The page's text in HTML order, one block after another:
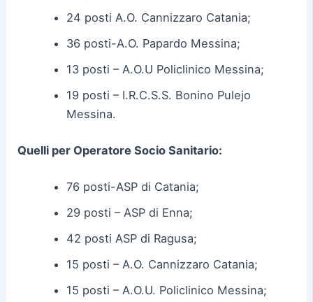
24 posti A.O. Cannizzaro Catania;
36 posti-A.O. Papardo Messina;
13 posti – A.O.U Policlinico Messina;
19 posti – I.R.C.S.S. Bonino Pulejo
Messina.
Quelli per Operatore Socio Sanitario:
76 posti-ASP di Catania;
29 posti – ASP di Enna;
42 posti ASP di Ragusa;
15 posti – A.O. Cannizzaro Catania;
15 posti – A.O.U. Policlinico Messina;